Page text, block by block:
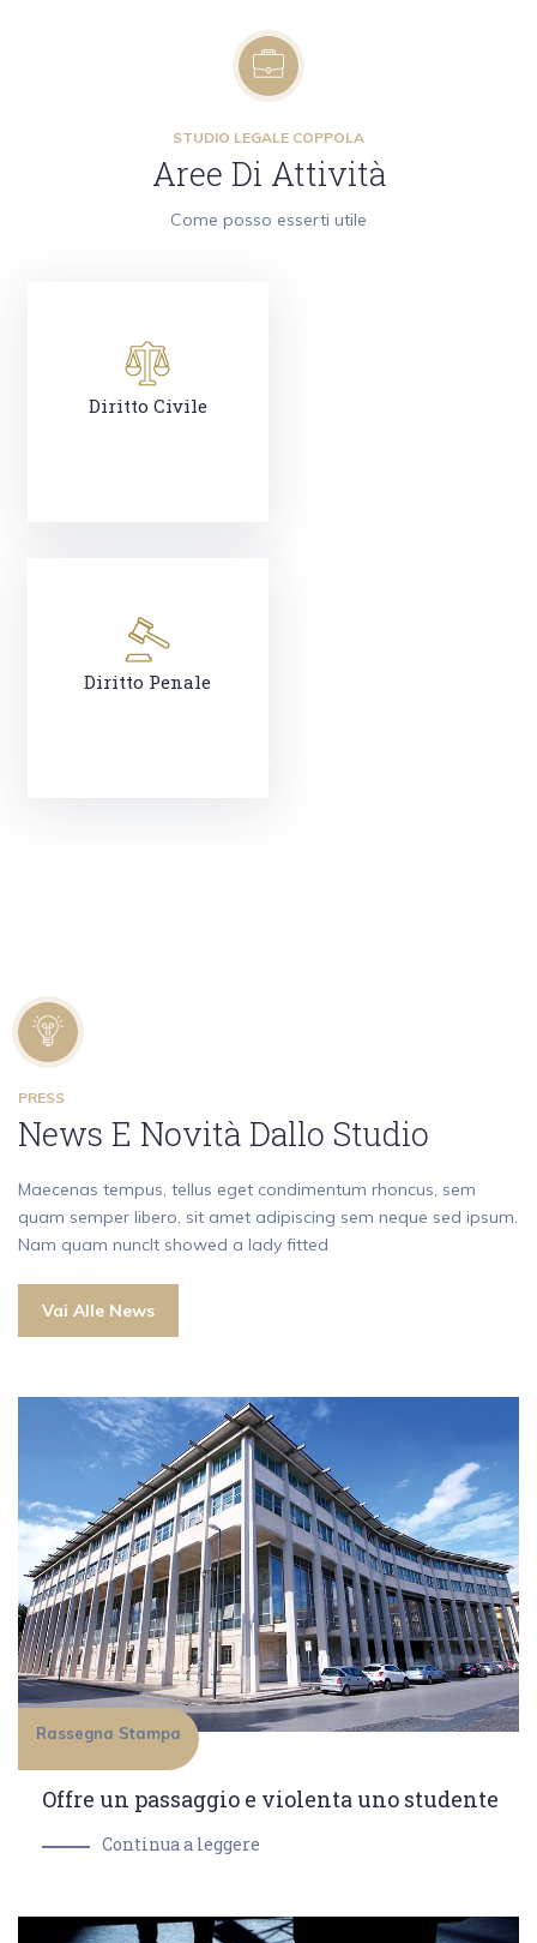
STUDIO LEGALE COPPOLA
Aree Di Attività
Come posso esserti utile
Diritto Civile
Diritto Penale
PRESS
News E Novità Dallo Studio
Maecenas tempus, tellus eget condimentum rhoncus, sem
quam semper libero, sit amet adipiscing sem neque sed ipsum.
Nam quam nuncIt showed a lady fitted
Vai Alle News
Rassegna Stampa
Offre un passaggio e violenta uno studente
Continua a leggere